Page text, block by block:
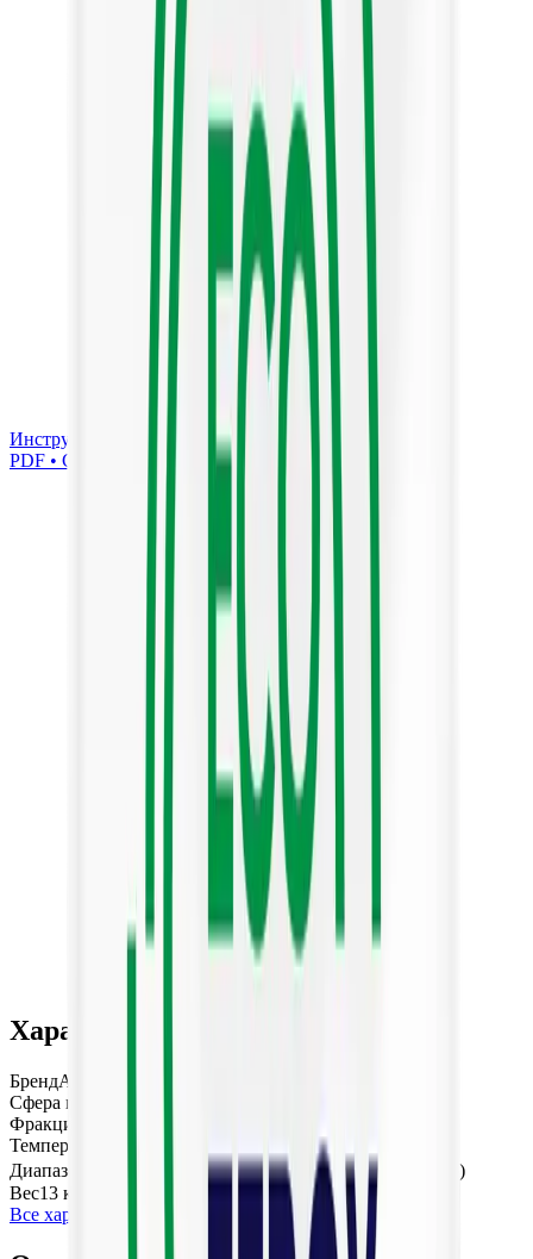
Инструкция по эксплуатации
PDF • Скачать
Характеристики
БрендAWT
Сфера применения
Фракция
Температура, до
Диапазон pH
5,5–9 (при pH<7 удаление Fe²⁺ затруднено)
Вес13 кг
Все характеристики